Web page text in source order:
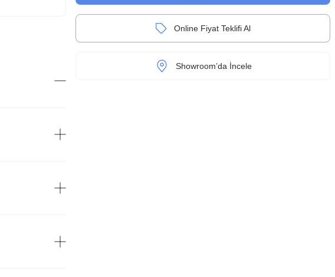
Online Fiyat Teklifi Al
Showroom’da İncele